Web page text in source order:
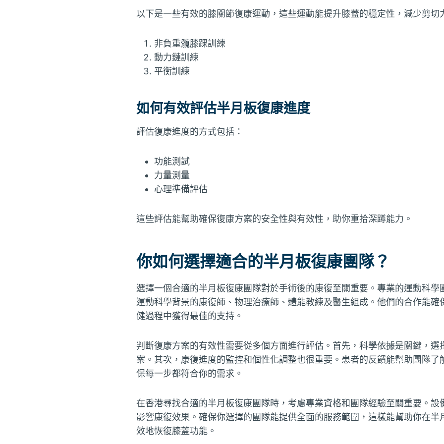
以下是一些有效的膝關節復康運動，這些運動能提升膝蓋的穩定性，減少剪切
非負重髖膝踝訓練
動力鏈訓練
平衡訓練
如何有效評估半月板復康進度
評估復康進度的方式包括：
功能測試
力量測量
心理準備評估
這些評估能幫助確保復康方案的安全性與有效性，助你重拾深蹲能力。
你如何選擇適合的半月板復康團隊？
選擇一個合適的半月板復康團隊對於手術後的康復至關重要。專業的運動科學
運動科學背景的康復師、物理治療師、體能教練及醫生組成。他們的合作能確
健過程中獲得最佳的支持。
判斷復康方案的有效性需要從多個方面進行評估。首先，科學依據是關鍵，選
案。其次，康復進度的監控和個性化調整也很重要。患者的反饋能幫助團隊了
保每一步都符合你的需求。
在香港尋找合適的半月板復康團隊時，考慮專業資格和團隊經驗至關重要。設
影響康復效果。確保你選擇的團隊能提供全面的服務範圍，這樣能幫助你在半
效地恢復膝蓋功能。